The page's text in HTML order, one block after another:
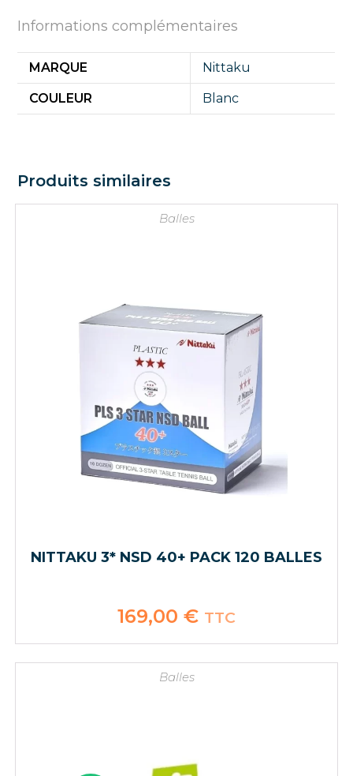
Informations complémentaires
MARQUE Nittaku
COULEUR Blanc
Produits similaires
Balles
NITTAKU 3* NSD 40+ PACK 120 BALLES
169,00 € TTC
Balles